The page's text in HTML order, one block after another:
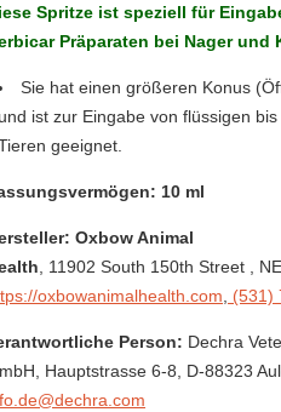
Spritze ist speziell für
Präparaten bei Nager und
Sie hat einen größeren Konus
und ist zur Eingabe von flüssigen
geeignet.
10 ml
Oxbow Animal
, 11902 South 150th Street ,
oxbowanimalhealth.com
(531)
Person: Dechra
Hauptstrasse 6-8, D-88323